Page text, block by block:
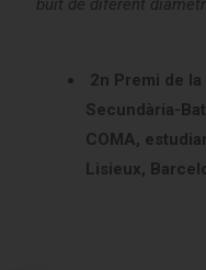
buit de diferent
2n Premi de
Secundària-
COMA,
Lisieux,